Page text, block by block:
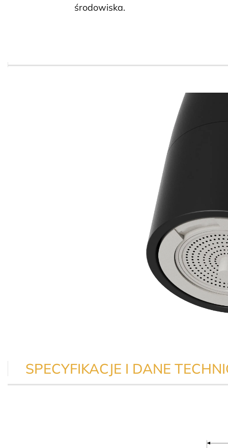
środowiska.
SPECYFIKACJE I DANE